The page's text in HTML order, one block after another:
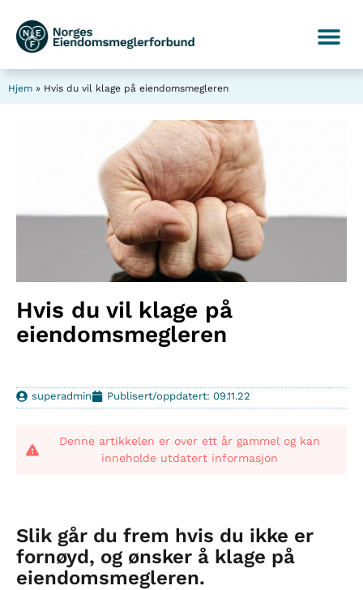
Hjem » Hvis du vil klage på eiendomsmegleren
Hvis du vil klage på
eiendomsmegleren
superadmin Publisert/oppdatert: 09.11.22
Denne artikkelen er over ett år gammel og kan
inneholde utdatert informasjon
Slik går du frem hvis du ikke er
fornøyd, og ønsker å klage på
eiendomsmegleren.